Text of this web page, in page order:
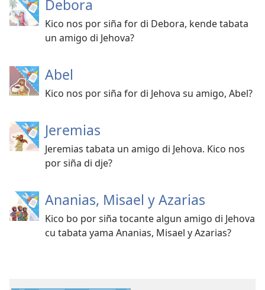
Debora
Kico nos por siña for di Debora, kende tabata
un amigo di Jehova?
Abel
Kico nos por siña for di Jehova su amigo, Abel?
Jeremias
Jeremias tabata un amigo di Jehova. Kico nos
por siña di dje?
Ananias, Misael y Azarias
Kico bo por siña tocante algun amigo di Jehova
cu tabata yama Ananias, Misael y Azarias?